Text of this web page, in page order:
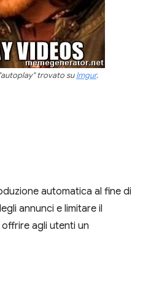
trovato suImgur.
automatica al fine di
annunci e limitare il
agli utenti un